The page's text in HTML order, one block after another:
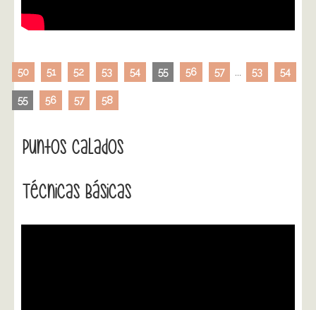
50 51 52 53 54 55 56 57 53 54
55 56 57 58
Puntos Calados
Técnicas Básicas